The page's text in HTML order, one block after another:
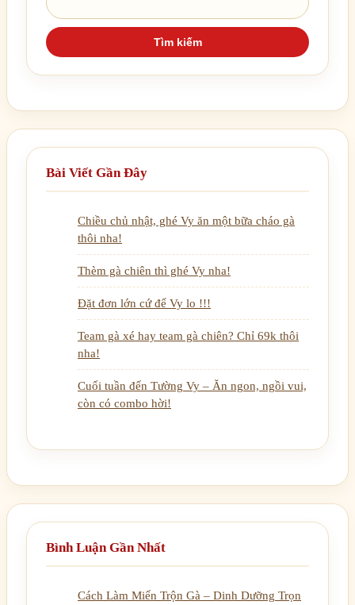
Tìm kiếm
Bài Viết Gần Đây
Chiều chủ nhật, ghé Vy ăn một bữa cháo gà
thôi nha!
Thèm gà chiên thì ghé Vy nha!
Đặt đơn lớn cứ để Vy lo !!!
Team gà xé hay team gà chiên? Chỉ 69k thôi
nha!
Cuối tuần đến Tường Vy – Ăn ngon, ngồi vui,
còn có combo hời!
Bình Luận Gần Nhất
Cách Làm Miến Trộn Gà – Dinh Dưỡng Trọn